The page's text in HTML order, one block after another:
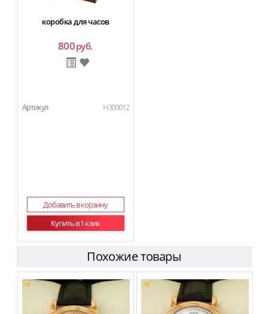
коробка для часов
800руб.
Артикул H300012
Добавить в корзину
Купить в 1 клик
Похожие товары